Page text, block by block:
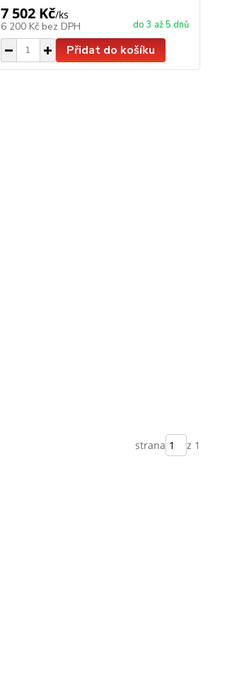
7 502 Kč/ks
6 200 Kč bez DPH do 3 až 5 dnů
Přidat do košíku
strana z 1